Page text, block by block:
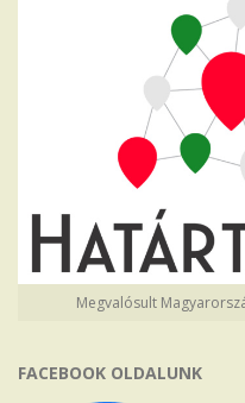
Megvalósult
FACEBOOK OLDALUNK